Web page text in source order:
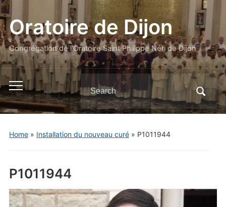
Oratoire de Dijon
Congrégation de l'Oratoire Saint Philippe Néri de Dijon
Toggle
mobile
menu
Search
for:
Home» Installation du nouveau curé» P1011944
P1011944